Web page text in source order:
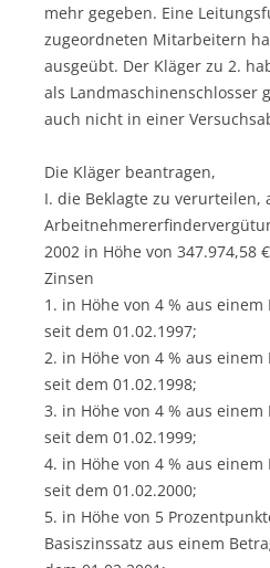
mehr gegeben. Eine
zugeordneten Mitarbeitern
ausgeübt. Der Kläger zu 2.
als Landmaschinenschlosser
auch nicht in einer
Die Kläger beantragen,
I. die Beklagte zu verurteilen,
2002 in Höhe von 347.974,58
Zinsen
1. in Höhe von 4 % aus einem
seit dem 01.02.1997;
2. in Höhe von 4 % aus einem
seit dem 01.02.1998;
3. in Höhe von 4 % aus einem
seit dem 01.02.1999;
4. in Höhe von 4 % aus einem
seit dem 01.02.2000;
5. in Höhe von 5
Basiszinssatz aus einem